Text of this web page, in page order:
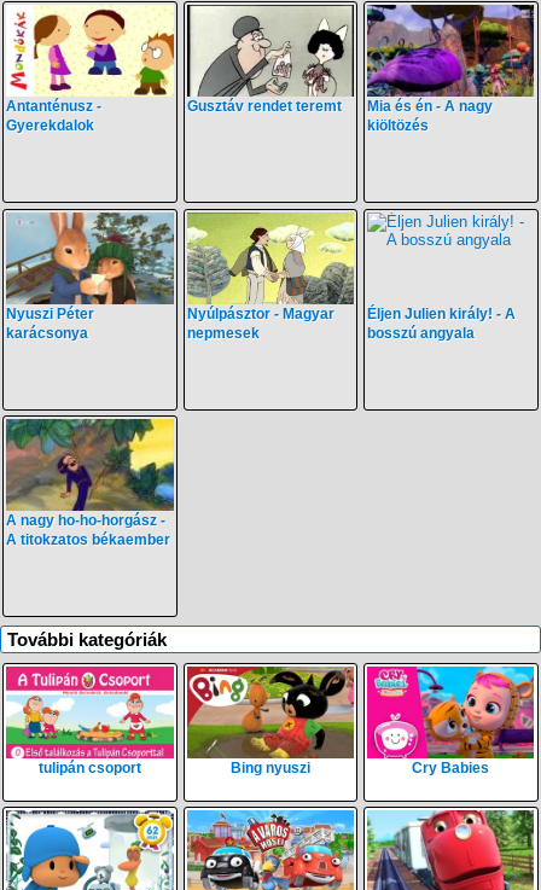
Antanténusz -
Gyerekdalok
Gusztáv rendet teremt
Mia és én - A nagy
kiöltözés
Nyuszi Péter
karácsonya
Nyúlpásztor - Magyar
nepmesek
Éljen Julien király! - A
bosszú angyala
A nagy ho-ho-horgász -
A titokzatos békaember
További kategóriák
tulipán csoport Bing nyuszi Cry Babies